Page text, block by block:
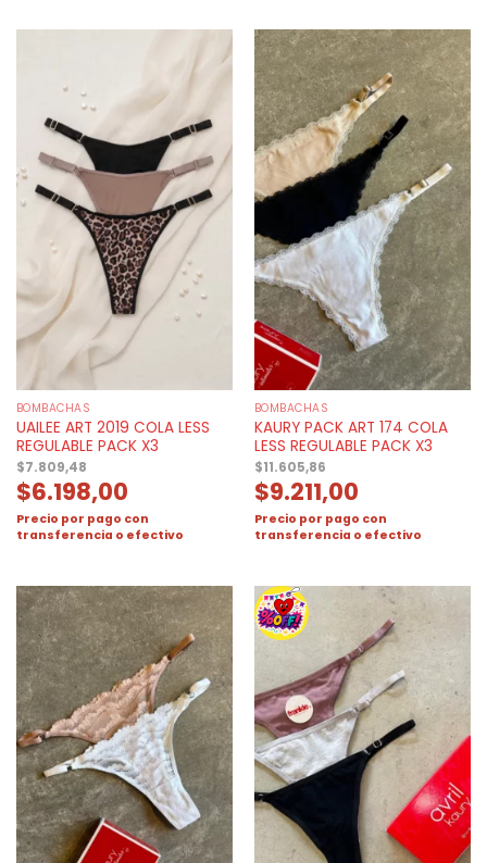
BOMBACHAS
UAILEE ART 2019 COLA LESS
REGULABLE PACK X3
$7.809,48
$6.198,00
Precio por pago con
transferencia o efectivo
BOMBACHAS
KAURY PACK ART 174 COLA
LESS REGULABLE PACK X3
$11.605,86
$9.211,00
Precio por pago con
transferencia o efectivo